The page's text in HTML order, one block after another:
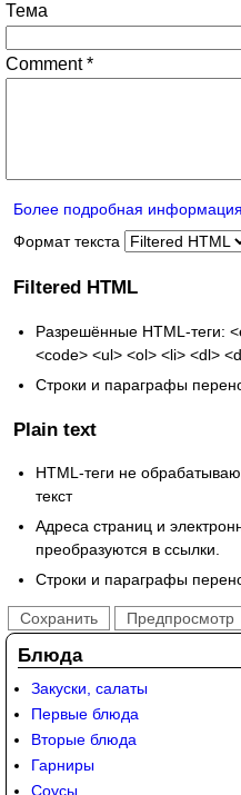
Тема
Comment*
Более подробная
Формат текста
Filtered HTML
Разрешённые HTML-теги:
<code> <ul> <ol> <li> <dl>
Строки и параграфы
Plain text
HTML-теги не
текст
Адреса страниц и
преобразуются в ссылки.
Строки и параграфы
Блюда
Закуски, салаты
Первые блюда
Вторые блюда
Гарниры
Соусы